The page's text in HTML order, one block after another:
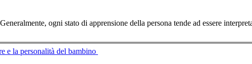
e la personalità del bambino